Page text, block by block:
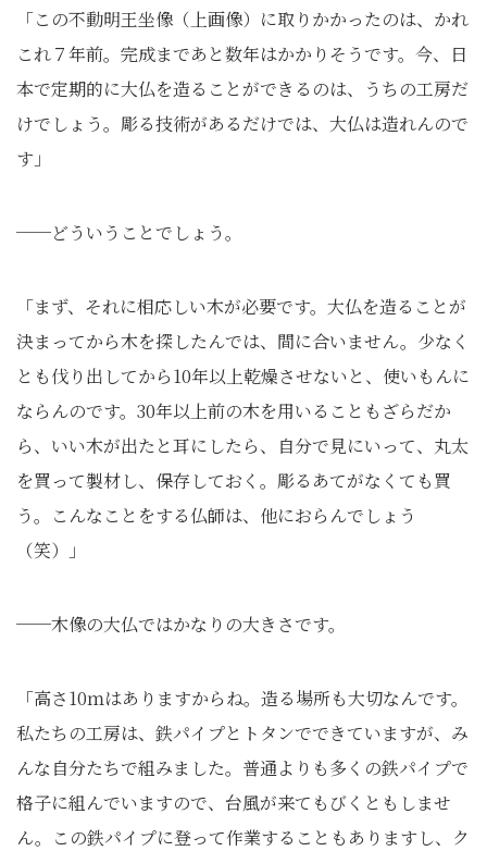
「この不動明王坐像（上画像）に取りかかったのは、かれ
これ７年前。完成まであと数年はかかりそうです。今、日
本で定期的に大仏を造ることができるのは、うちの工房だ
けでしょう。彫る技術があるだけでは、大仏は造れんので
す」
──どういうことでしょう。
「まず、それに相応しい木が必要です。大仏を造ることが
決まってから木を探したんでは、間に合いません。少なく
とも伐り出してから10年以上乾燥させないと、使いもんに
ならんのです。30年以上前の木を用いることもざらだか
ら、いい木が出たと耳にしたら、自分で見にいって、丸太
を買って製材し、保存しておく。彫るあてがなくても買
う。こんなことをする仏師は、他におらんでしょう
（笑）」
──木像の大仏ではかなりの大きさです。
「高さ10ｍはありますからね。造る場所も大切なんです。
私たちの工房は、鉄パイプとトタンでできていますが、み
んな自分たちで組みました。普通よりも多くの鉄パイプで
格子に組んでいますので、台風が来てもびくともしませ
ん。この鉄パイプに登って作業することもありますし、ク